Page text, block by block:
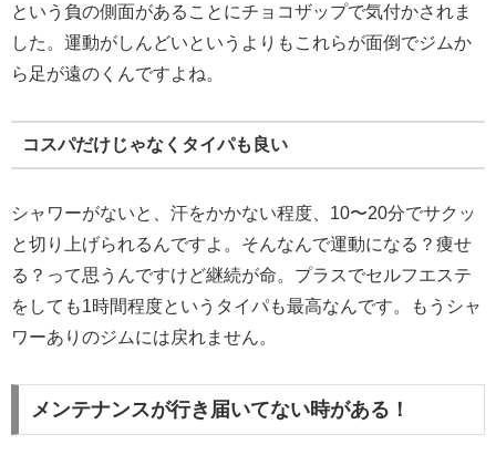
という負の側面があることにチョコザップで気付かされま
した。運動がしんどいというよりもこれらが面倒でジムか
ら足が遠のくんですよね。
コスパだけじゃなくタイパも良い
シャワーがないと、汗をかかない程度、10〜20分でサクッ
と切り上げられるんですよ。そんなんで運動になる？痩せ
る？って思うんですけど継続が命。プラスでセルフエステ
をしても1時間程度というタイパも最高なんです。もうシャ
ワーありのジムには戻れません。
メンテナンスが行き届いてない時がある！